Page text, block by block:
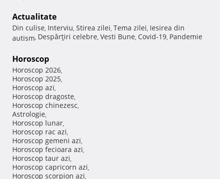
Actualitate
Din culise, Interviu, Stirea zilei, Tema zilei, Iesirea din
autism, Despărţiri celebre, Vesti Bune, Covid-19, Pandemie
Horoscop
Horoscop 2026,
Horoscop 2025,
Horoscop azi,
Horoscop dragoste,
Horoscop chinezesc,
Astrologie,
Horoscop lunar,
Horoscop rac azi,
Horoscop gemeni azi,
Horoscop fecioara azi,
Horoscop taur azi,
Horoscop capricorn azi,
Horoscop scorpion azi,